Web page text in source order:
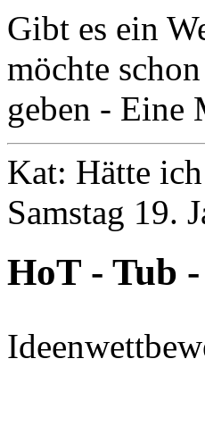
Gibt es ein
möchte
geben - Eine
Kat: Hätte
Samstag 19.
HoT - Tub